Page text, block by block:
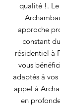
qualité !.
approche
constant
résidentiel à
vous
adaptés à
appel à
en